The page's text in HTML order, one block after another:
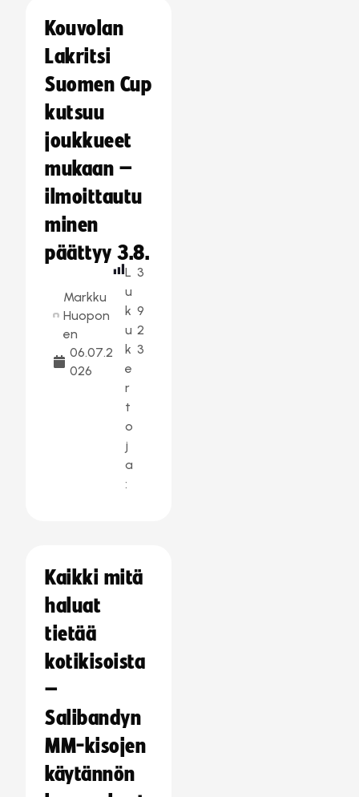
Kouvolan
Lakritsi
Suomen Cup
kutsuu
joukkueet
mukaan –
ilmoittautu
minen
päättyy 3.8.
Markku
Huopon
en
06.07.2
026
L
u
k
u
k
e
r
t
o
j
a
:
3
9
2
3
Kaikki mitä
haluat
tietää
kotikisoista
–
Salibandyn
MM-kisojen
käytännön